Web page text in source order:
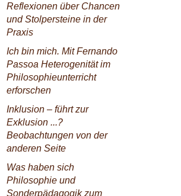
Reflexionen über Chancen
und Stolpersteine in der
Praxis
Ich bin mich. Mit Fernando
Passoa Heterogenität im
Philosophieunterricht
erforschen
Inklusion – führt zur
Exklusion ...?
Beobachtungen von der
anderen Seite
Was haben sich
Philosophie und
Sonderpädagogik zum